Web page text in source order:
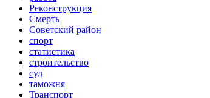
Реконструкция
Смерть
Советский район
спорт
статистика
строительство
суд
таможня
Транспорт